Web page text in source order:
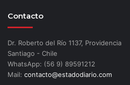
Contacto
Dr. Roberto del Río 1137, Providencia
Santiago - Chile
WhatsApp: (56 9) 89591212
Mail: contacto@estadodiario.com